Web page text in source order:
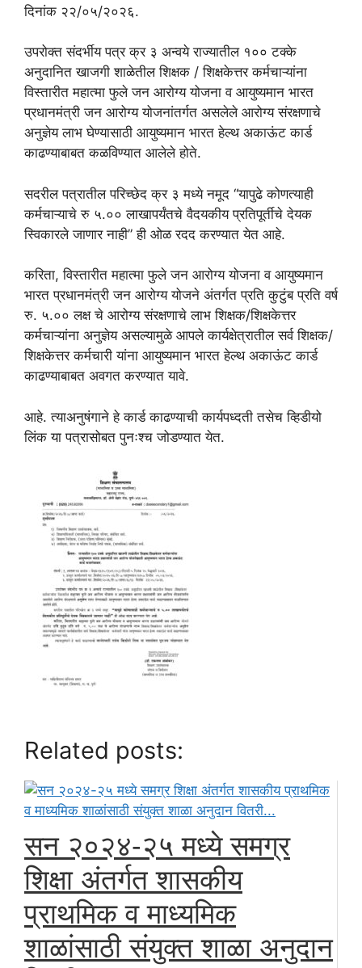
दिनांक २२/०५/२०२६.
उपरोक्त संदर्भीय पत्र क्र ३ अन्वये राज्यातील १०० टक्के
अनुदानित खाजगी शाळेतील शिक्षक / शिक्षकेत्तर कर्मचाऱ्यांना
विस्तारीत महात्मा फुले जन आरोग्य योजना व आयुष्यमान भारत
प्रधानमंत्री जन आरोग्य योजनांतर्गत असलेले आरोग्य संरक्षणाचे
अनुज्ञेय लाभ घेण्यासाठी आयुष्यमान भारत हेल्थ अकाऊंट कार्ड
काढण्याबाबत कळविण्यात आलेले होते.
सदरील पत्रातील परिच्छेद क्र ३ मध्ये नमूद “यापुढे कोणत्याही
कर्मचाऱ्याचे रु ५.०० लाखापर्यंतचे वैदयकीय प्रतिपूर्तीचे देयक
स्विकारले जाणार नाही” ही ओळ रदद करण्यात येत आहे.
करिता, विस्तारीत महात्मा फुले जन आरोग्य योजना व आयुष्यमान
भारत प्रधानमंत्री जन आरोग्य योजने अंतर्गत प्रति कुटुंब प्रति वर्ष
रु. ५.०० लक्ष चे आरोग्य संरक्षणाचे लाभ शिक्षक/शिक्षकेत्तर
कर्मचाऱ्यांना अनुज्ञेय असल्यामुळे आपले कार्यक्षेत्रातील सर्व शिक्षक/
शिक्षकेत्तर कर्मचारी यांना आयुष्यमान भारत हेल्थ अकाऊंट कार्ड
काढण्याबाबत अवगत करण्यात यावे.
आहे. त्याअनुषंगाने हे कार्ड काढण्याची कार्यपध्दती तसेच व्हिडीयो
लिंक या पत्रासोबत पुनःश्च जोडण्यात येत.
Related posts:
सन २०२४-२५ मध्ये समग्र
शिक्षा अंतर्गत शासकीय
प्राथमिक व माध्यमिक
शाळांसाठी संयुक्त शाळा अनुदान